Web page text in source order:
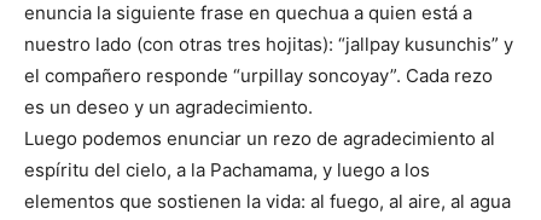
enuncia la siguiente frase en quechua a quien está a
nuestro lado (con otras tres hojitas): “jallpay kusunchis” y
el compañero responde “urpillay soncoyay”. Cada rezo
es un deseo y un agradecimiento.
Luego podemos enunciar un rezo de agradecimiento al
espíritu del cielo, a la Pachamama, y luego a los
elementos que sostienen la vida: al fuego, al aire, al agua